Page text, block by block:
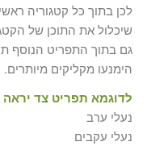
לכן בתוך כל קטגוריה
שיכלול את התוכן של
גם בתוך התפריט הנוסף
הימנעו מקליקים מיותרים.
לדוגמא תפריט צד
נעלי ערב
נעלי עקבים